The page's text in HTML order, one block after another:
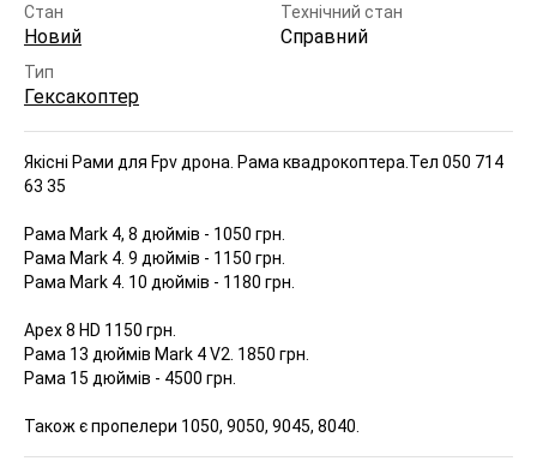
Стан
Новий
Технічний стан
Справний
Тип
Гексакоптер
Якісні Рами для Fpv дрона. Рама квадрокоптера. Тел 050 714
63 35
Рама Mark 4, 8 дюймів - 1050 грн.
Рама Mark 4. 9 дюймів - 1150 грн.
Рама Mark 4. 10 дюймів - 1180 грн.
Apex 8 HD 1150 грн.
Рама 13 дюймів Mark 4 V2. 1850 грн.
Рама 15 дюймів - 4500 грн.
Також є пропелери 1050, 9050, 9045, 8040.